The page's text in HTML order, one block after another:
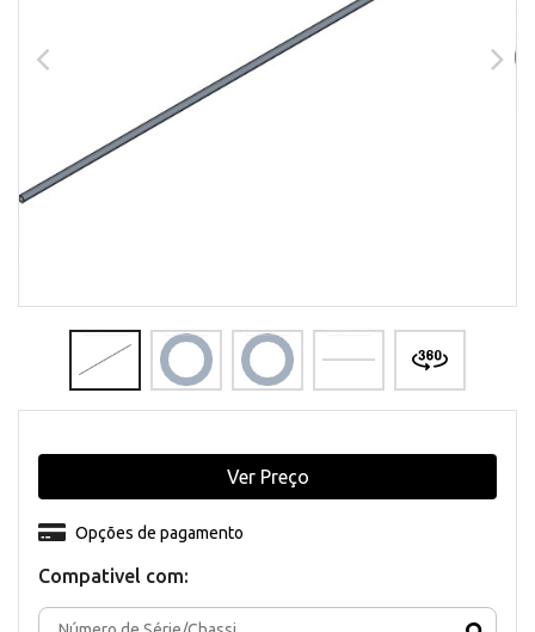
Compativel com:
Opções de pagamento
Ver Preço